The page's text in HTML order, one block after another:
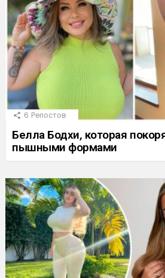
6 Репостов
Белла Бодхи, которая
пышными формами